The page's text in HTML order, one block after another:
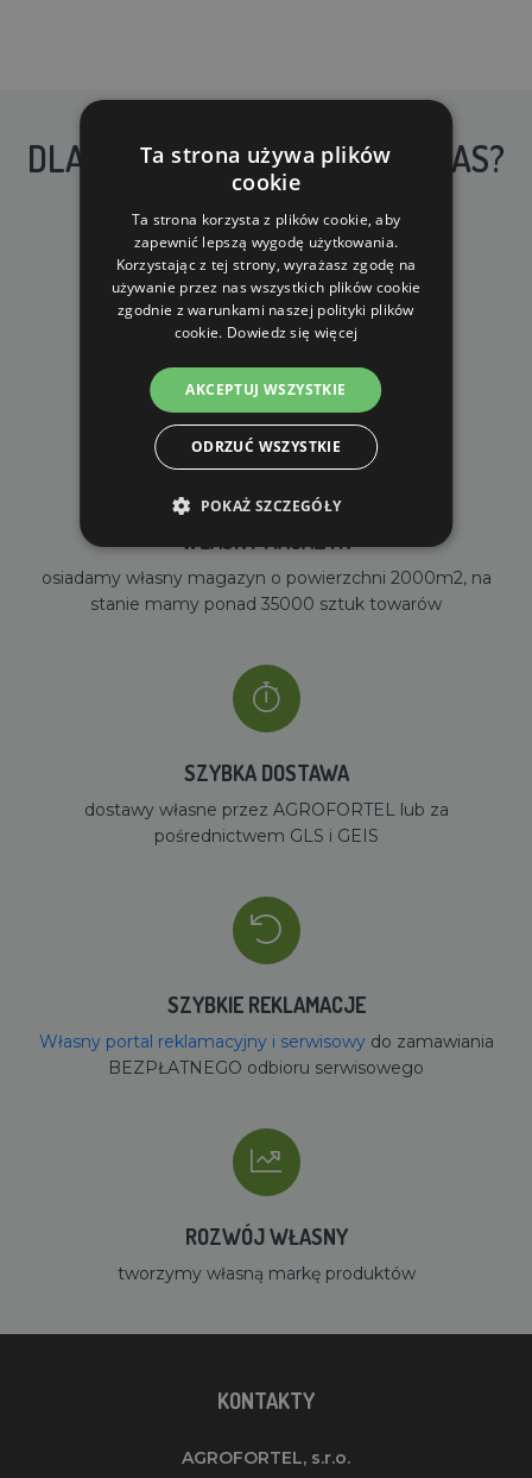
DLACZEGO WARTO KUPIĆ U NAS?
DARMOWA WYSYŁKA
dla zamówień od 690 zł z VAT
WŁASNY MAGAZYN
osiadamy własny magazyn o powierzchni 2000m2, na
stanie mamy ponad 35000 sztuk towarów
SZYBKA DOSTAWA
dostawy własne przez AGROFORTEL lub za
pośrednictwem GLS i GEIS
SZYBKIE REKLAMACJE
Własny portal reklamacyjny i serwisowydo zamawiania
BEZPŁATNEGO odbioru serwisowego
ROZWÓJ WŁASNY
tworzymy własną markę produktów
KONTAKTY
AGROFORTEL, s.r.o.
Ta strona używa plików
cookie
Ta strona korzysta z plików cookie, aby
zapewnić lepszą wygodę użytkowania.
Korzystając z tej strony, wyrażasz zgodę na
używanie przez nas wszystkich plików cookie
zgodnie z warunkami naszej polityki plików
cookie. Dowiedz się więcej
AKCEPTUJ WSZYSTKIE
ODRZUĆ WSZYSTKIE
POKAŻ SZCZEGÓŁY